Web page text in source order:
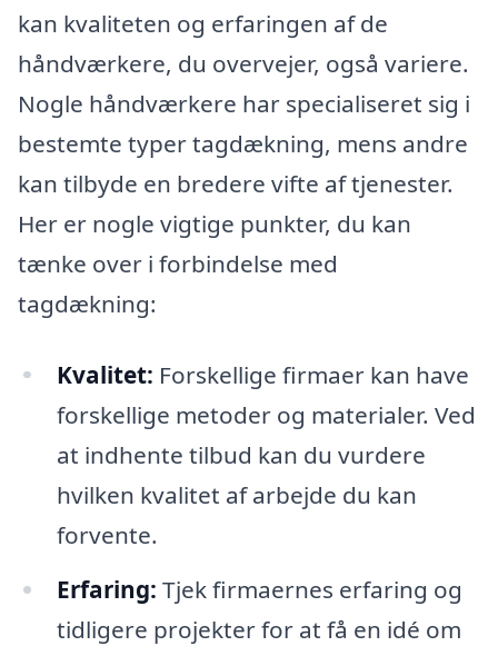
kan kvaliteten og erfaringen af de
håndværkere, du overvejer, også variere.
Nogle håndværkere har specialiseret sig i
bestemte typer tagdækning, mens andre
kan tilbyde en bredere vifte af tjenester.
Her er nogle vigtige punkter, du kan
tænke over i forbindelse med
tagdækning:
Kvalitet: Forskellige firmaer kan have
forskellige metoder og materialer. Ved
at indhente tilbud kan du vurdere
hvilken kvalitet af arbejde du kan
forvente.
Erfaring: Tjek firmaernes erfaring og
tidligere projekter for at få en idé om